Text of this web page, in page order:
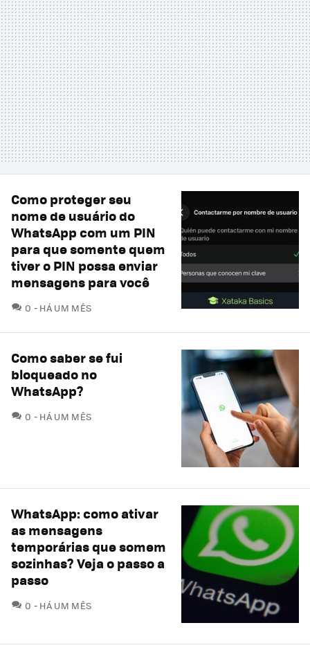
Como proteger seu
nome de usuário do
WhatsApp com um PIN
para que somente quem
tiver o PIN possa enviar
mensagens para você
0 COMENTÁRIOS
HÁ UM MÊS
Como saber se fui
bloqueado no
WhatsApp?
0 COMENTÁRIOS
HÁ UM MÊS
WhatsApp: como ativar
as mensagens
temporárias que somem
sozinhas? Veja o passo a
passo
0 COMENTÁRIOS
HÁ UM MÊS